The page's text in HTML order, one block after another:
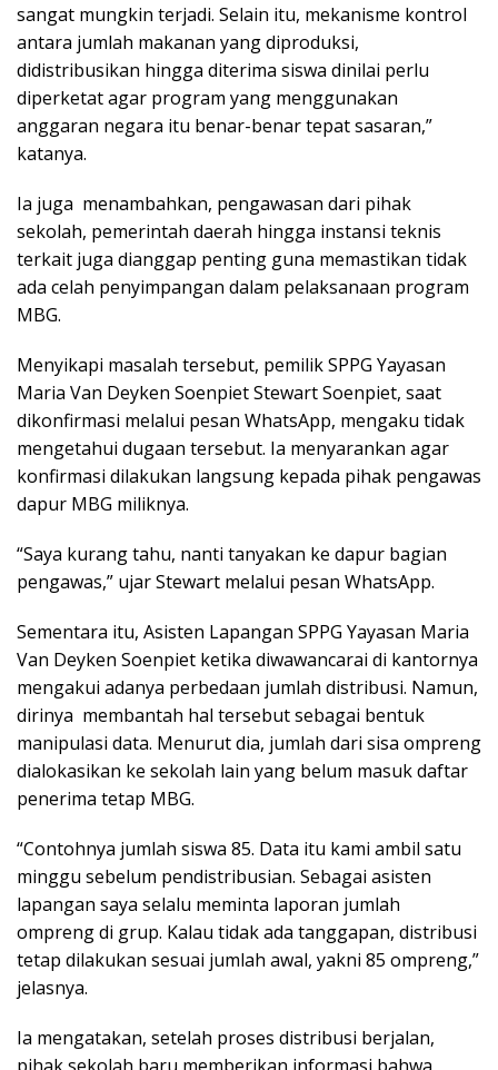
sangat mungkin terjadi. Selain itu, mekanisme kontrol
antara jumlah makanan yang diproduksi,
didistribusikan hingga diterima siswa dinilai perlu
diperketat agar program yang menggunakan
anggaran negara itu benar-benar tepat sasaran,”
katanya.
Ia juga menambahkan, pengawasan dari pihak
sekolah, pemerintah daerah hingga instansi teknis
terkait juga dianggap penting guna memastikan tidak
ada celah penyimpangan dalam pelaksanaan program
MBG.
Menyikapi masalah tersebut, pemilik SPPG Yayasan
Maria Van Deyken Soenpiet Stewart Soenpiet, saat
dikonfirmasi melalui pesan WhatsApp, mengaku tidak
mengetahui dugaan tersebut. Ia menyarankan agar
konfirmasi dilakukan langsung kepada pihak pengawas
dapur MBG miliknya.
“Saya kurang tahu, nanti tanyakan ke dapur bagian
pengawas,” ujar Stewart melalui pesan WhatsApp.
Sementara itu, Asisten Lapangan SPPG Yayasan Maria
Van Deyken Soenpiet ketika diwawancarai di kantornya
mengakui adanya perbedaan jumlah distribusi. Namun,
dirinya membantah hal tersebut sebagai bentuk
manipulasi data. Menurut dia, jumlah dari sisa ompreng
dialokasikan ke sekolah lain yang belum masuk daftar
penerima tetap MBG.
“Contohnya jumlah siswa 85. Data itu kami ambil satu
minggu sebelum pendistribusian. Sebagai asisten
lapangan saya selalu meminta laporan jumlah
ompreng di grup. Kalau tidak ada tanggapan, distribusi
tetap dilakukan sesuai jumlah awal, yakni 85 ompreng,”
jelasnya.
Ia mengatakan, setelah proses distribusi berjalan,